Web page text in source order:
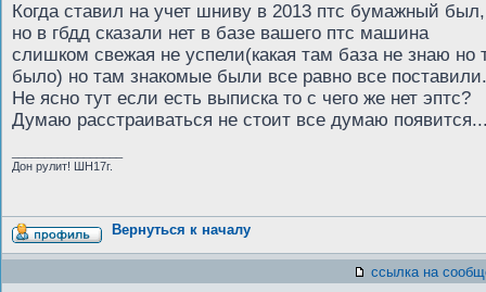
Когда ставил на учет шниву в 2013 птс бумажный был,
но в гбдд сказали нет в базе вашего птс машина
слишком свежая не успели(какая там база не знаю но
было) но там знакомые были все равно все поставили.
Не ясно тут если есть выписка то с чего же нет эптс?
Думаю расстраиваться не стоит все думаю
Дон рулит! ШН17г.
Вернуться к началу
ссылка на